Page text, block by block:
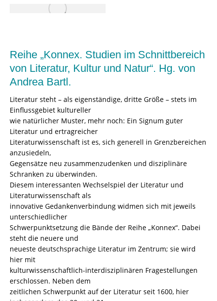
Reihe „Konnex. Studien im Schnittbereich
von Literatur, Kultur und Natur“. Hg. von
Andrea Bartl.
Literatur steht – als eigenständige, dritte Größe – stets im
Einflussgebiet kultureller
wie natürlicher Muster, mehr noch: Ein Signum guter
Literatur und ertragreicher
Literaturwissenschaft ist es, sich generell in Grenzbereichen
anzusiedeln,
Gegensätze neu zusammenzudenken und disziplinäre
Schranken zu überwinden.
Diesem interessanten Wechselspiel der Literatur und
Literaturwissenschaft als
innovative Gedankenverbindung widmen sich mit jeweils
unterschiedlicher
Schwerpunktsetzung die Bände der Reihe „Konnex“. Dabei
steht die neuere und
neueste deutschsprachige Literatur im Zentrum; sie wird
hier mit
kulturwissenschaftlich-interdisziplinären Fragestellungen
erschlossen. Neben dem
zeitlichen Schwerpunkt auf der Literatur seit 1600, hier